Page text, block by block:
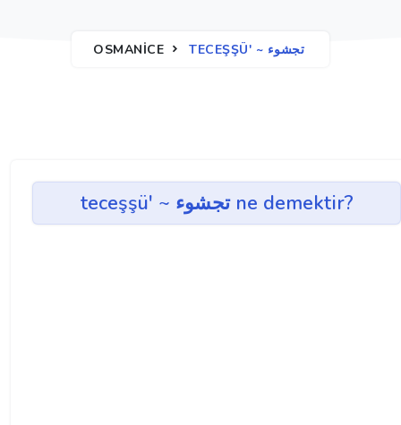
OSMANICE TECEŞŞÜ' ~ تجشوء
teceşşü' ~ تجشوء ne demektir?